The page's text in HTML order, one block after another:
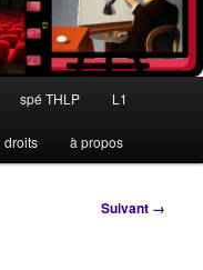
spé THLP L1
droits à propos
Suivant →